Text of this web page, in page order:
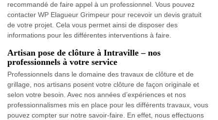
recommandé de faire appel à un professionnel. Vous pouvez
contacter WP Elagueur Grimpeur pour recevoir un devis gratuit
de votre projet. Cela vous permet ainsi de disposer des
informations pour les différentes interventions à faire.
Artisan pose de clôture à Intraville – nos
professionnels à votre service
Professionnels dans le domaine des travaux de clôture et de
grillage, nos artisans posent votre clôture de façon originale et
selon votre besoin. Avec nos années d’expériences et nos
professionnalismes mis en place pour les différents travaux, vous
pouvez compter sur notre savoir-faire. En effet, nous effectuons